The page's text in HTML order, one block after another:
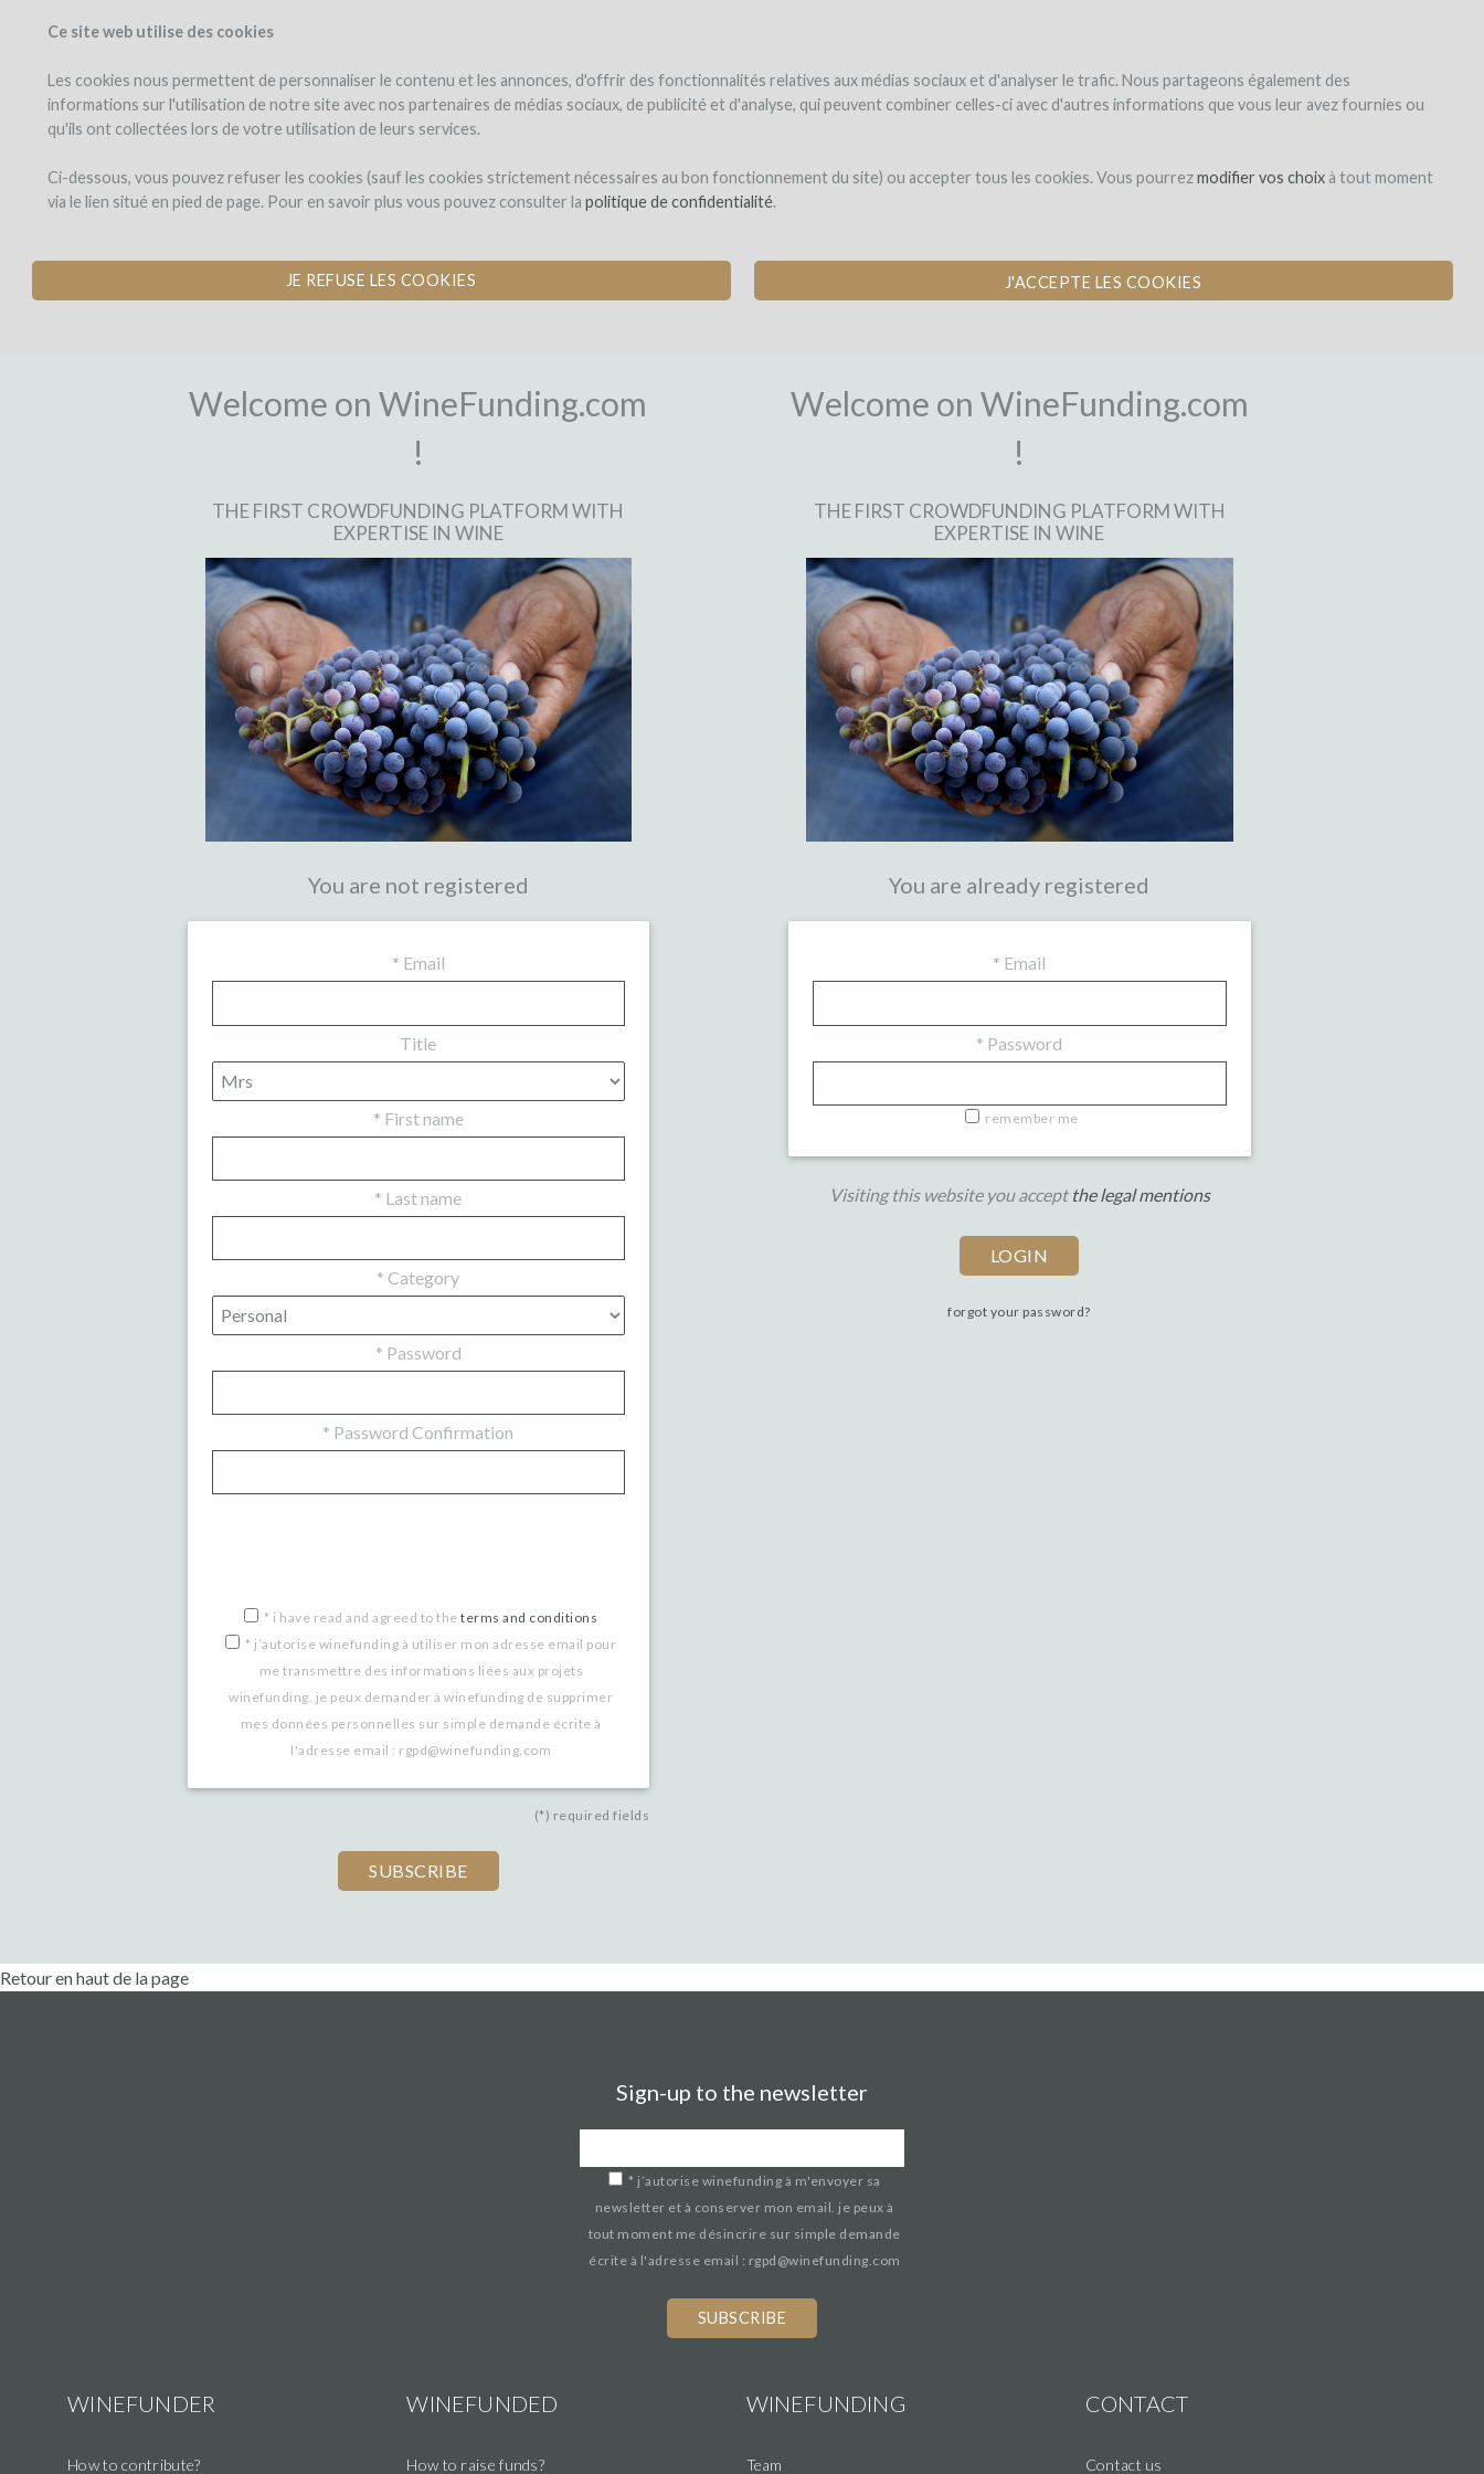
Ce site web utilise des cookies
Les cookies nous permettent de personnaliser le contenu et les annonces, d'offrir des fonctionnalités relatives aux médias sociaux et d'analyser le trafic. Nous partageons également des
informations sur l'utilisation de notre site avec nos partenaires de médias sociaux, de publicité et d'analyse, qui peuvent combiner celles-ci avec d'autres informations que vous leur avez fournies ou
qu'ils ont collectées lors de votre utilisation de leurs services.
Ci-dessous, vous pouvez refuser les cookies (sauf les cookies strictement nécessaires au bon fonctionnement du site) ou accepter tous les cookies. Vous pourrezmodifier vos choixà tout moment
via le lien situé en pied de page. Pour en savoir plus vous pouvez consulter la politique de confidentialité.
JE REFUSE LES COOKIES J'ACCEPTE LES COOKIES
Welcome on WineFunding.com
!
THE FIRST CROWDFUNDING PLATFORM WITH
EXPERTISE IN WINE
You are not registered
* Email
Title
* First name
* Last name
* Category
* Password
* Password Confirmation
* i have read and agreed to theterms and conditions
* j’autorise winefunding à utiliser mon adresse email pour
me transmettre des informations liées aux projets
winefunding. je peux demander à winefunding de supprimer
mes données personnelles sur simple demande écrite à
l'adresse email : rgpd@winefunding.com
(*) required fields
Welcome on WineFunding.com
!
THE FIRST CROWDFUNDING PLATFORM WITH
EXPERTISE IN WINE
You are already registered
* Email
* Password
remember me
Visiting this website you accept the legal mentions
forgot your password?
Retour en haut de la page
Sign-up to the newsletter
* j’autorise winefunding à m'envoyer sa
newsletter et à conserver mon email. je peux à
tout moment me désincrire sur simple demande
écrite à l'adresse email : rgpd@winefunding.com
WINEFUNDER
How to contribute?
WINEFUNDED
How to raise funds?
WINEFUNDING
Team
CONTACT
Contact us